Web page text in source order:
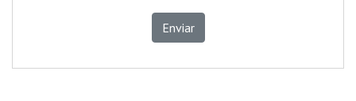
Enviar